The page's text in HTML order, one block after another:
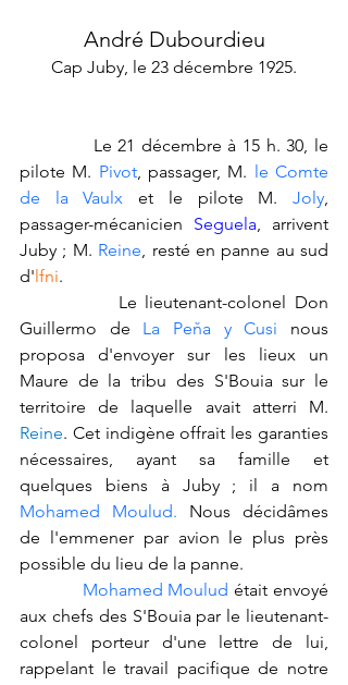
André Dubourdieu
Cap Juby, le 23 décembre 1925.
Le 21 décembre à 15 h. 30, le
pilote M. Pivot, passager, M. le Comte
de la Vaulx et le pilote M. Joly
passager-mécanicien Seguela , arrivent
Juby ; M. Reine , resté en panne au sud
d'lfni.
Le lieutenant-colonel Don
Guillermo de La Peňa y Cusi nous
proposa d'envoyer sur les lieux un
Maure de la tribu des S'Bouia sur le
Reine. Cet indigène offrait les garanties
nécessaires, ayant sa famille et
quelques biens à Juby ; il a nom
Mohamed Moulud. Nous décidâmes
de l'emmener par avion le plus près
possible du lieu de la panne.
Mohamed Moulud était envoyé
aux chefs des S'Bouia par le lieutenant-
colonel porteur d'une lettre de lui,
rappelant le travail pacifique de notre